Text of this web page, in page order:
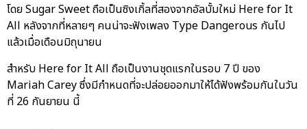
โดย Sugar Sweet ถือเป็นซิงเกิ้ลที่สองจากอัลบั้มใหม่ Here for It
All หลังจากที่หลายๆ คนน่าจะฟังเพลง Type Dangerous กันไป
แล้วเมื่อเดือนมิถุนายน
สำหรับ Here for It All ถือเป็นงานชุดแรกในรอบ 7 ปี ของ
Mariah Carey ซึ่งมีกำหนดที่จะปล่อยออกมาให้ได้ฟังพร้อมกันในวัน
ที่ 26 กันยายน นี้